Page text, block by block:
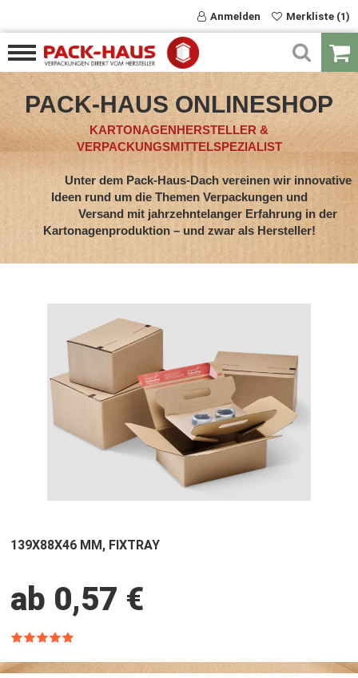
Anmelden Merkliste (1)
PACK-HAUS ONLINESHOP
KARTONAGENHERSTELLER &
VERPACKUNGSMITTELSPEZIALIST
Unter dem Pack-Haus-Dach vereinen wir innovative
Ideen rund um die Themen Verpackungen und
Versand mit jahrzehntelanger Erfahrung in der
Kartonagenproduktion – und zwar als Hersteller!
139X88X46 MM, FIXTRAY
ab 0,57 €